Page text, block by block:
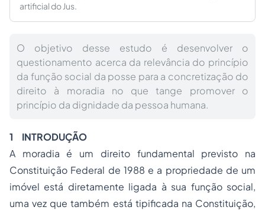
artificial do Jus.
O objetivo desse estudo é desenvolver o
questionamento acerca da relevância do princípio
da função social da posse para a concretização do
direito à moradia no que tange promover o
princípio da dignidade da pessoa humana.
1 INTRODUÇÃO
A moradia é um direito fundamental previsto na
Constituição Federal de 1988 e a propriedade de um
imóvel está diretamente ligada à sua função social,
uma vez que também está tipificada na Constituição,